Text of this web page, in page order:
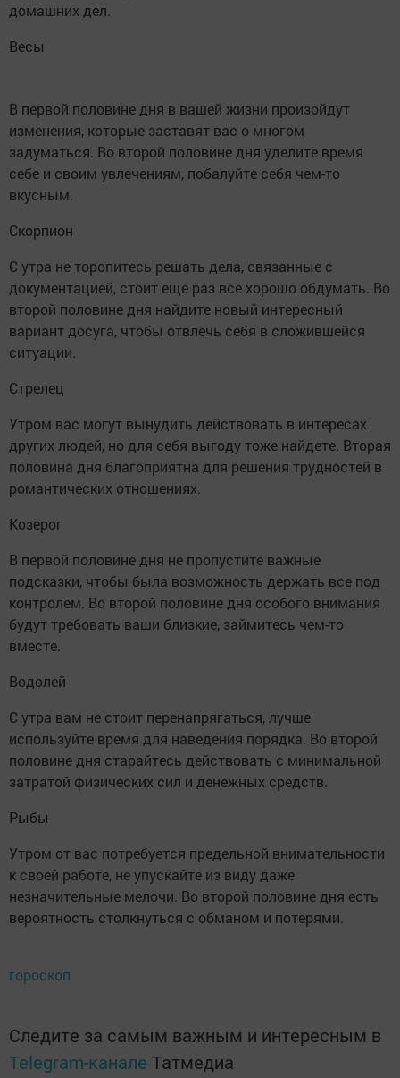
домашних дел.
Весы
В первой половине дня в вашей жизни произойдут
изменения, которые заставят вас о многом
задуматься. Во второй половине дня уделите время
себе и своим увлечениям, побалуйте себя чем-то
вкусным.
Скорпион
С утра не торопитесь решать дела, связанные с
документацией, стоит еще раз все хорошо обдумать. Во
второй половине дня найдите новый интересный
вариант досуга, чтобы отвлечь себя в сложившейся
ситуации.
Стрелец
Утром вас могут вынудить действовать в интересах
других людей, но для себя выгоду тоже найдете. Вторая
половина дня благоприятна для решения трудностей в
романтических отношениях.
Козерог
В первой половине дня не пропустите важные
подсказки, чтобы была возможность держать все под
контролем. Во второй половине дня особого внимания
будут требовать ваши близкие, займитесь чем-то
вместе.
Водолей
С утра вам не стоит перенапрягаться, лучше
используйте время для наведения порядка. Во второй
половине дня старайтесь действовать с минимальной
затратой физических сил и денежных средств.
Рыбы
Утром от вас потребуется предельной внимательности
к своей работе, не упускайте из виду даже
незначительные мелочи. Во второй половине дня есть
вероятность столкнуться с обманом и потерями.
гороскоп
Следите за самым важным и интересным в
Telegram-канале Татмедиа